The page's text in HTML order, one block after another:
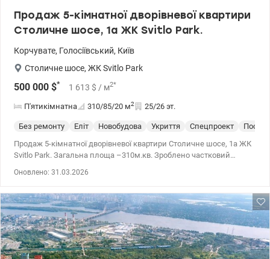
Продаж 5-кімнатної дворівневої квартири
Столичне шосе, 1а ЖК Svitlo Park.
Корчувате, Голосіївський, Київ
Столичне шосе, ЖК Svitlo Park
500 000 $* 1 613 $ / м2*
П'ятикімнатна 310/85/20 м2 25/26 эт.
Без ремонту Еліт Новобудова Укриття Спецпроект
После
Продаж 5-кімнатної дворівневої квартири Столичне шосе, 1а ЖК
Svitlo Park. Загальна площа –310м.кв. Зроблено частковий
інженерні мережі-вода, електрика, інтернет. Помешкання
планувалося під офіс. Панорамні вікна з видом на Столичне
шосе та Печерськ. Закрито територію з ландшафтним дизайном,
фонтанами та лаунж-зонами. На території ЖК: спортзал, дитячі
майданчики, кафе, магазин, перші поверхи комерція, житловий
Оновлено: 31.03.2026